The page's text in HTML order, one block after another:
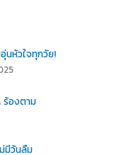
นหัวใจทุกวัย!
ร้องตาม
มีวันลืม